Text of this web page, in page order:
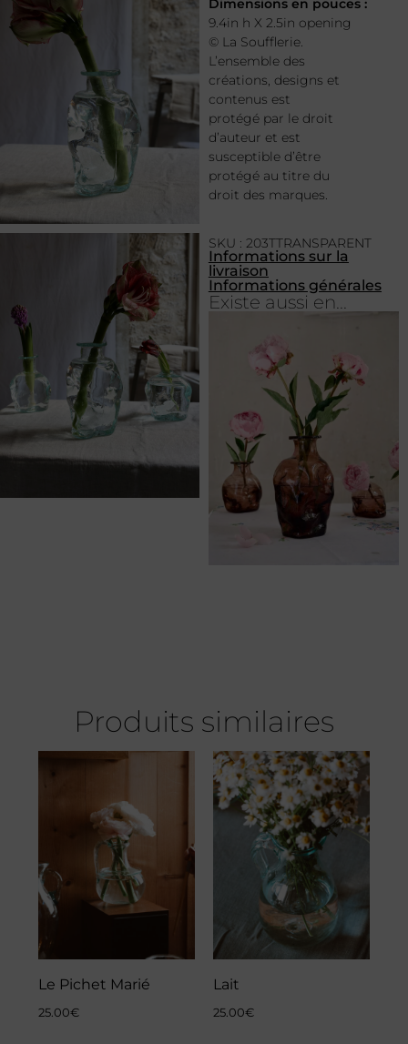
Dimensions en pouces :
9.4in h X 2.5in opening
© La Soufflerie.
L’ensemble des
créations, designs et
contenus est
protégé par le droit
d’auteur et est
susceptible d’être
protégé au titre du
droit des marques.
SKU : 203TTRANSPARENT
Informations sur la
livraison
Informations générales
Existe aussi en...
Produits similaires
Le Pichet Marié
25.00€
Lait
25.00€